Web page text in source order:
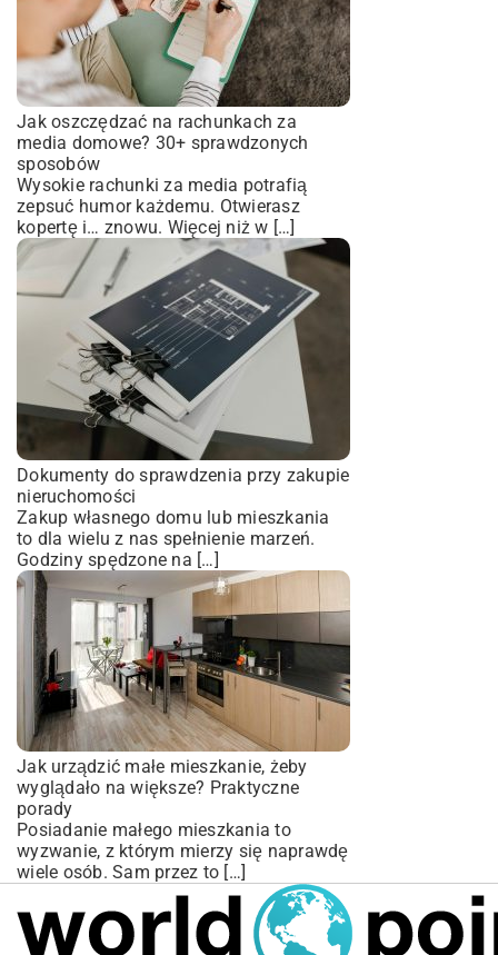
Jak oszczędzać na rachunkach za
media domowe? 30+ sprawdzonych
sposobów
Wysokie rachunki za media potrafią
zepsuć humor każdemu. Otwierasz
kopertę i… znowu. Więcej niż w […]
Dokumenty do sprawdzenia przy zakupie
nieruchomości
Zakup własnego domu lub mieszkania
to dla wielu z nas spełnienie marzeń.
Godziny spędzone na […]
Jak urządzić małe mieszkanie, żeby
wyglądało na większe? Praktyczne
porady
Posiadanie małego mieszkania to
wyzwanie, z którym mierzy się naprawdę
wiele osób. Sam przez to […]